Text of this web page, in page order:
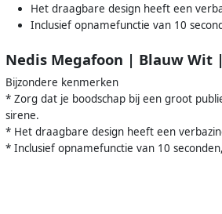
Het draagbare design heeft een
Inclusief opnamefunctie van 10
Nedis Megafoon | Blauw Wit
Bijzondere kenmerken
* Zorg dat je boodschap bij een groot
sirene.
* Het draagbare design heeft een
* Inclusief opnamefunctie van 10